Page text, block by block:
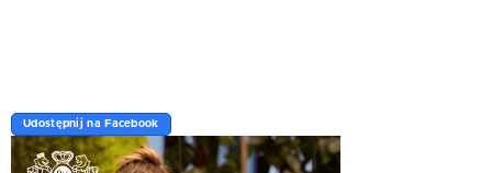
Udostępnij na Facebook